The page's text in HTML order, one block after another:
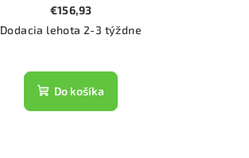
€156,93
Dodacia lehota 2-3 týždne
Do košíka